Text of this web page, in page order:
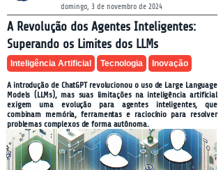
domingo, 3 de novembro de 2024
A Revolução dos Agentes Inteligentes:
Superando os Limites dos LLMs
Inteligência Artificial Tecnologia Inovação
A introdução de ChatGPT revolucionou o uso de Large Language
Models (LLMs), mas suas limitações na inteligência artificial
exigem uma evolução para agentes inteligentes, que
combinam memória, ferramentas e raciocínio para resolver
problemas complexos de forma autônoma.